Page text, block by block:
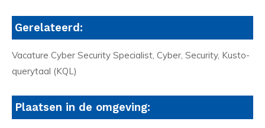
Gerelateerd:
Vacature Cyber Security Specialist, Cyber, Security, Kusto-
querytaal (KQL)
Plaatsen in de omgeving: